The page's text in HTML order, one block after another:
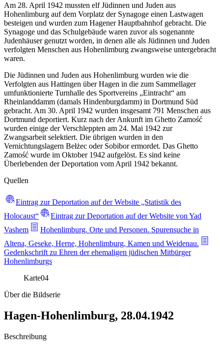
Am 28. April 1942 mussten elf Jüdinnen und Juden aus
Hohenlimburg auf dem Vorplatz der Synagoge einen Lastwagen
besteigen und wurden zum Hagener Hauptbahnhof gebracht. Die
Synagoge und das Schulgebäude waren zuvor als sogenannte
Judenhäuser genutzt worden, in denen alle als Jüdinnen und Juden
verfolgten Menschen aus Hohenlimburg zwangsweise untergebracht
waren.
Die Jüdinnen und Juden aus Hohenlimburg wurden wie die
Verfolgten aus Hattingen über Hagen in die zum Sammellager
umfunktionierte Turnhalle des Sportvereins „Eintracht“ am
Rheinlanddamm (damals Hindenburgdamm) in Dortmund Süd
gebracht. Am 30. April 1942 wurden insgesamt 791 Menschen aus
Dortmund deportiert. Kurz nach der Ankunft im Ghetto Zamość
wurden einige der Verschleppten am 24. Mai 1942 zur
Zwangsarbeit selektiert. Die übrigen wurden in den
Vernichtungslagern Bełżec oder Sobibor ermordet. Das Ghetto
Zamość wurde im Oktober 1942 aufgelöst. Es sind keine
Überlebenden der Deportation vom April 1942 bekannt.
Quellen
Eintrag zur Deportation auf der Website „Statistik des
Holocaust“
Eintrag zur Deportation auf der Website von Yad
Vashem
Hohenlimburg. Orte und Personen. Spurensuche in
Altena, Geseke, Herne, Hohenlimburg, Kamen und Weidenau.
Gedenkschrift zu Ehren der ehemaligen jüdischen Mitbürger
Hohenlimburgs
Karte04
Über die Bildserie
Hagen-Hohenlimburg, 28.04.1942
Beschreibung